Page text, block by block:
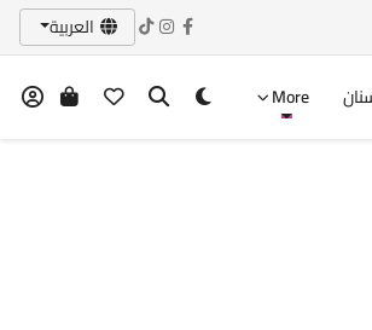
العربية
More